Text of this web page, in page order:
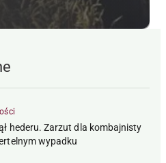
hederu. Zarzut dla kombajnisty
wypadku